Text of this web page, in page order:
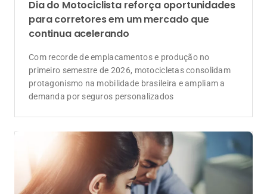
Direito securitário
Seis meses do Marco Legal dos Seguros:
Lei 15.040/2024 muda prazos e governança,
enquanto o mercado aprende a lidar com convivência
de maior rigor na gestão de risco